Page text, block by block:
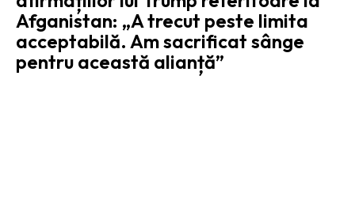
Afganistan: „A trecut peste limita
acceptabilă. Am sacrificat sânge
pentru această alianță”